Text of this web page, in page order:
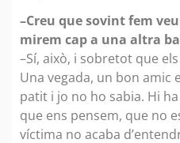
–Creu que sovint fem
mirem cap a una altra
–Sí, això, i sobretot que
Una vegada, un bon amic
patit i jo no ho sabia. Hi
que ens pensem, que no
víctima no acaba